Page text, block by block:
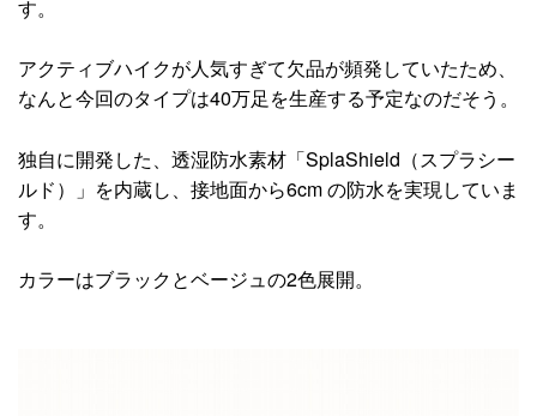
す。
アクティブハイクが人気すぎて欠品が頻発していたため、
なんと今回のタイプは40万足を生産する予定なのだそう。
独自に開発した、透湿防水素材「SplaShield（スプラシー
ルド）」を内蔵し、接地面から6cm の防水を実現していま
す。
カラーはブラックとベージュの2色展開。